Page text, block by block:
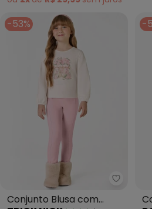
-53%
Trick
Conjunto Blusa com
-